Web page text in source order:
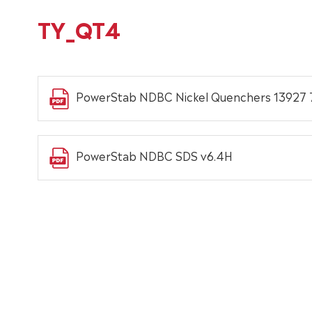
TY_QT4
PowerStab NDBC Nickel Quenchers 13927
PowerStab NDBC SDS v6.4H